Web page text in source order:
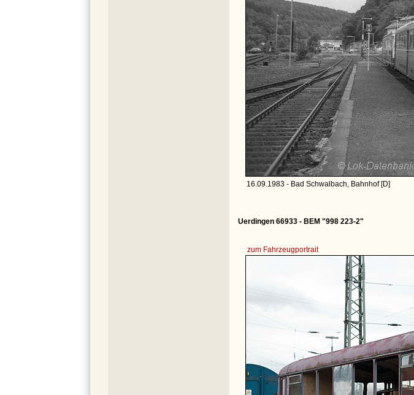
16.09.1983 - Bad Schwalbach, Bahnhof [D]
Uerdingen 66933 - BEM "998 223-2"
zum Fahrzeugportrait